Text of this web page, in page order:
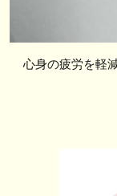
心身の疲労を軽